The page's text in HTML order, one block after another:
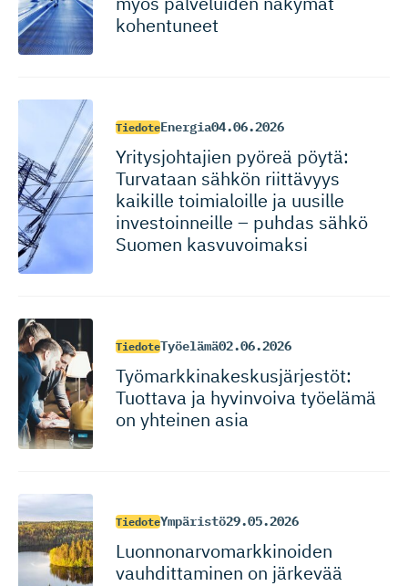
kohentuneet
TiedoteEnergia04.06.2026
Yritysjoh­tajien pyöreä pöytä:
Turvataan sähkön riittävyys
kaikille toimialoille ja uusille
investoin­neille – puhdas sähkö
Suomen kasvuvoimaksi
TiedoteTyöelämä02.06.2026
Työmarkki­na­kes­kus­jär­jestöt:
Tuottava ja hyvinvoiva työelämä
on yhteinen asia
TiedoteYmpäristö29.05.2026
Luonnonar­vo­mark­ki­noiden
vauhdittaminen on järkevää